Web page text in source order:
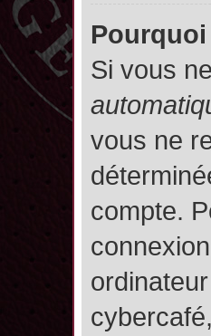
Si vous
vous ne
compte.